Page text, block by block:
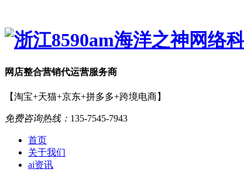
网店整合营销代运营服务商
【淘宝+天猫+京东+拼多多+跨境电商】
免费咨询热线： 135-7545-7943
首页
关于我们
ai资讯